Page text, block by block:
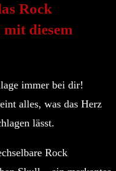
Rock
mit diesem
immer bei dir!
alles, was das Herz
lässt.
Rock